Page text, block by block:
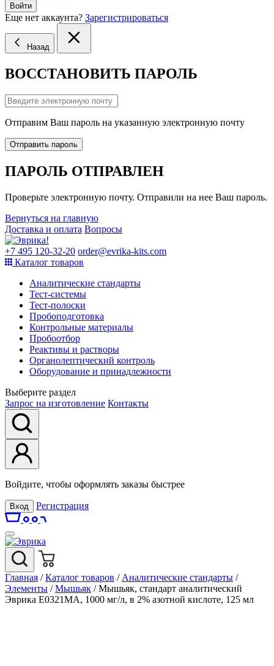
Войти
Еще нет аккаунта? Зарегистрироваться
Назад
ВОССТАНОВИТЬ ПАРОЛЬ
Отправим Ваш пароль на указанную электронную почту
Отправить пароль
ПАРОЛЬ ОТПРАВЛЕН
Проверьте электронную почту. Отправили на нее Ваш пароль.
Вернуться на главную
Доставка и оплата Вопросы
+7 495 120-32-20 order@evrika-kits.com
Каталог товаров
Аналитические стандарты
Тест-системы
Тест-полоски
Пробоподготовка
Контрольные материалы
Пробоотбор
Реактивы и растворы
Органолептический контроль
Оборудование и принадлежности
Выберите раздел
Запрос на изготовление Контакты
Войдите, чтобы оформлять заказы быстрее
Вход Регистрация
Главная / Каталог товаров / Аналитические стандарты /
Элементы / Мышьяк / Мышьяк, стандарт аналитический
Эврика E0321MA, 1000 мг/л, в 2% азотной кислоте, 125 мл